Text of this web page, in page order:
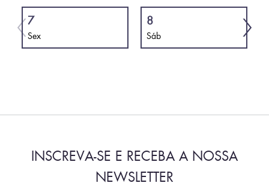
7
Sex
8
Sáb
INSCREVA-SE E RECEBA A NOSSA
NEWSLETTER